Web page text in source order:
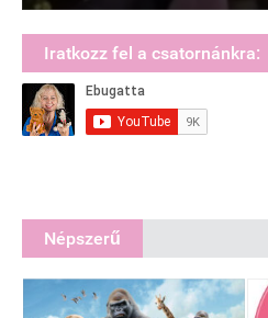
Iratkozz fel a csatornánkra:
Népszerű